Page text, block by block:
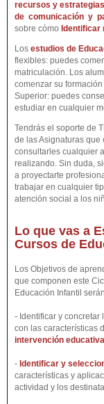
recursos y
de comunicación y
sobre cómo Identificar
Los estudios de
flexibles: puedes
matriculación. Los
comenzar su
Superior: puedes
estudiar en cualquier
Tendrás el soporte de
de las Asignaturas
consultarles cualquier
realizando. Sin duda,
a proyectarte
trabajar en cualquier
atención social a los
Lo que vas a
Cursos de
Los Objetivos de
que componen este
Educación Infantil
- Identificar y
con las características
intervención
- Identificar y
características y
actividad y los